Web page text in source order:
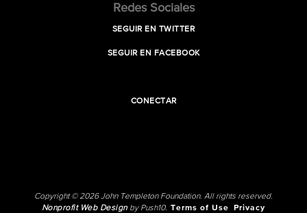
Redes Sociales
SEGUIR EN TWITTER
SEGUIR EN FACEBOOK
CONECTAR
Copyright © 2026 John Templeton Foundation. All rights reserved.
Nonprofit Web Designby Push10. Terms of Use
Privacy